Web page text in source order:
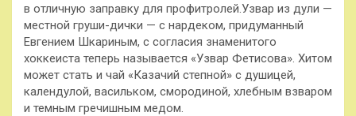
в отличную заправку для профитролей.Узвар из дули —
местной груши-дички — с нардеком, придуманный
Евгением Шкариным, с согласия знаменитого
хоккеиста теперь называется «Узвар Фетисова». Хитом
может стать и чай «Казачий степной» с душицей,
календулой, васильком, смородиной, хлебным взваром
и темным гречишным медом.